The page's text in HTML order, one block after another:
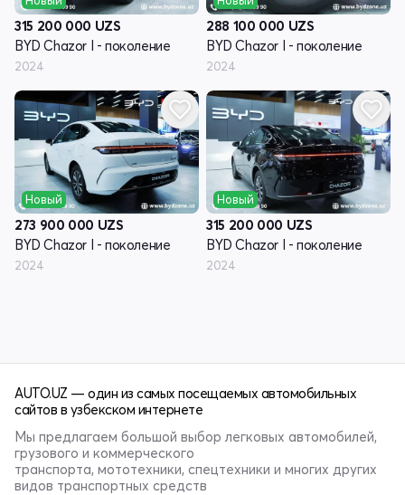
315 200 000 UZS
BYD Chazor I - поколение
2024
288 100 000 UZS
BYD Chazor I - поколение
2024
Новый
273 900 000 UZS
BYD Chazor I - поколение
2024
Новый
315 200 000 UZS
BYD Chazor I - поколение
2024
AUTO.UZ — один из самых посещаемых автомобильных
сайтов в узбекском интернете
Мы предлагаем большой выбор легковых автомобилей,
грузового и коммерческого
транспорта, мототехники, спецтехники и многих других
видов транспортных средств